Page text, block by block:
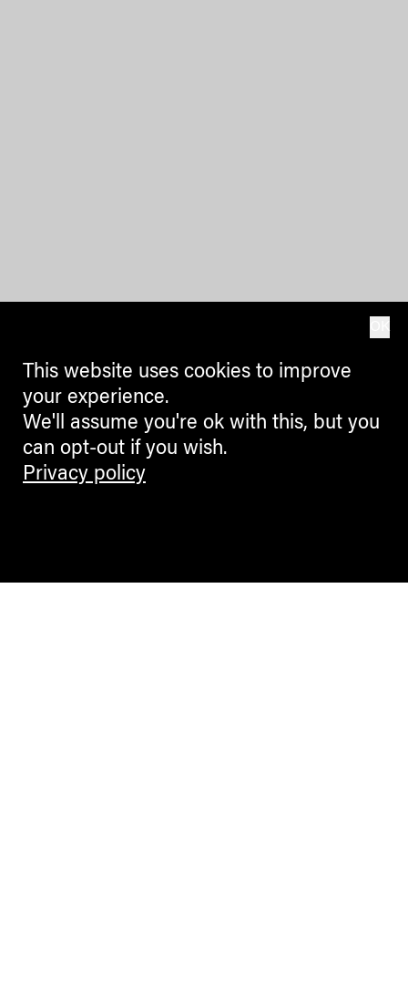
This website uses cookies to improve
your experience.
We'll assume you're ok with this, but you
can opt-out if you wish.
Privacy policy